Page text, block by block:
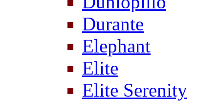
Durante
Elephant
Elite
Elite Serenity